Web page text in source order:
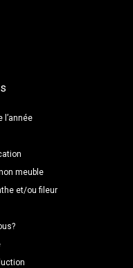
l’année
meuble
et/ou fileur